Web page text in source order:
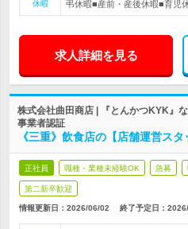
休暇 弔休暇■産前・産後休暇■育児
求人詳細を見る
株式会社曲田商店 | 『とんかつKYK』
事業者認証
《三重》飲食店の【店舗運営ス
正社員 職種・業種未経験OK 急募
第二新卒歓迎
情報更新日：2026/06/02 終了予定日：